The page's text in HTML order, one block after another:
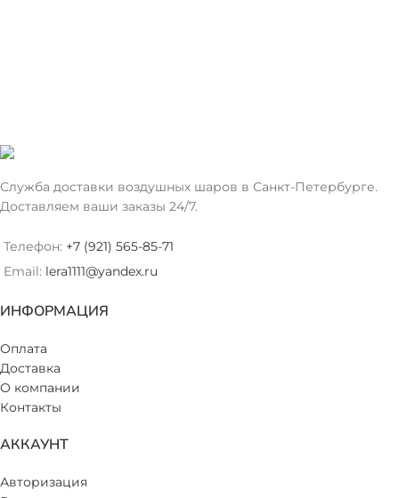
Служба доставки воздушных шаров в Санкт-Петербурге.
Доставляем ваши заказы 24/7.
Телефон: +7 (921) 565-85-71
Email: lera1111@yandex.ru
ИНФОРМАЦИЯ
Оплата
Доставка
О компании
Контакты
АККАУНТ
Авторизация